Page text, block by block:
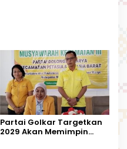
Partai Golkar Targetkan
2029 Akan Memimpin